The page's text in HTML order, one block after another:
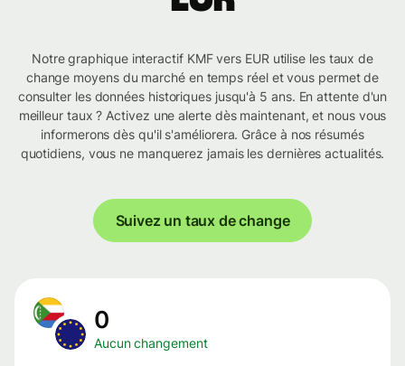
Notre graphique interactif KMF vers EUR utilise les taux de
change moyens du marché en temps réel et vous permet de
consulter les données historiques jusqu'à 5 ans. En attente d'un
meilleur taux ? Activez une alerte dès maintenant, et nous vous
informerons dès qu'il s'améliorera. Grâce à nos résumés
quotidiens, vous ne manquerez jamais les dernières actualités.
Suivez un taux de change
0
Aucun changement